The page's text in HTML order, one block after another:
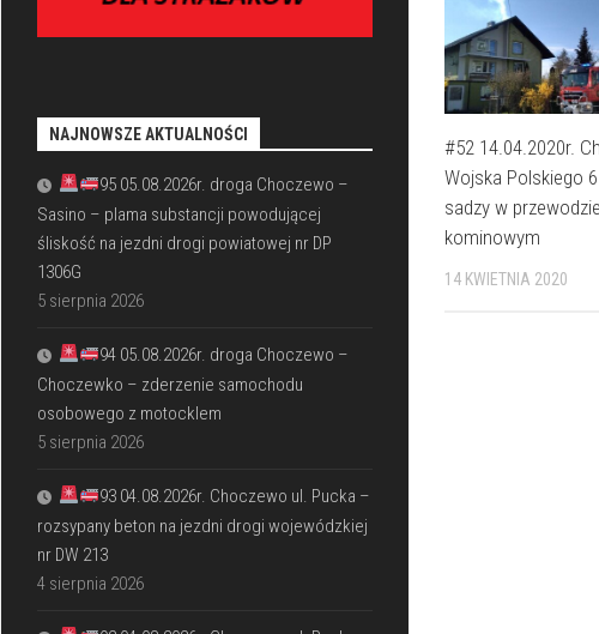
#52 14.04.2020r.
Wojska Polskiego
sadzy w przewodzie
kominowym
14 KWIETNIA 2020
NAJNOWSZE AKTUALNOŚCI
95 05.08.2026r. droga Choczewo –
Sasino – plama substancji powodującej
śliskość na jezdni drogi powiatowej nr DP
1306G
5 sierpnia 2026
94 05.08.2026r. droga Choczewo –
Choczewko – zderzenie samochodu
osobowego z motocklem
5 sierpnia 2026
93 04.08.2026r. Choczewo ul. Pucka –
rozsypany beton na jezdni drogi wojewódzkiej
nr DW 213
4 sierpnia 2026